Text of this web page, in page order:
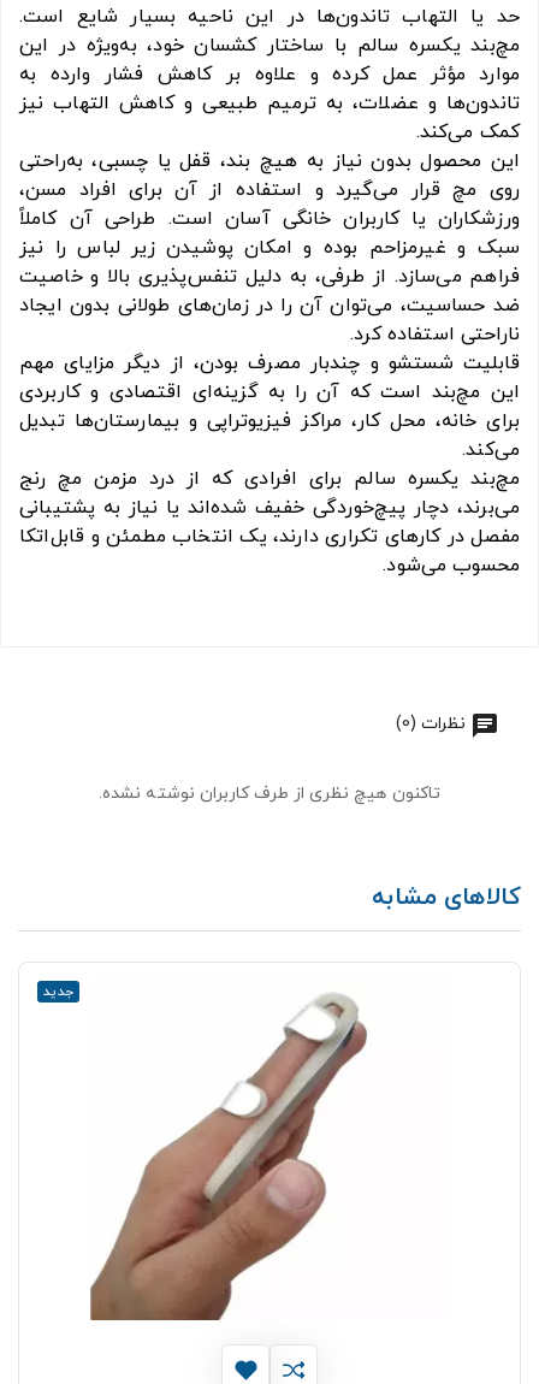
حد یا التهاب تاندون‌ها در این ناحیه بسیار شایع است.
مچ‌بند یکسره سالم با ساختار کشسان خود، به‌ویژه در این
موارد مؤثر عمل کرده و علاوه بر کاهش فشار وارده به
تاندون‌ها و عضلات، به ترمیم طبیعی و کاهش التهاب نیز
کمک می‌کند.
این محصول بدون نیاز به هیچ بند، قفل یا چسبی، به‌راحتی
روی مچ قرار می‌گیرد و استفاده از آن برای افراد مسن،
ورزشکاران یا کاربران خانگی آسان است. طراحی آن کاملاً
سبک و غیرمزاحم بوده و امکان پوشیدن زیر لباس را نیز
فراهم می‌سازد. از طرفی، به دلیل تنفس‌پذیری بالا و خاصیت
ضد حساسیت، می‌توان آن را در زمان‌های طولانی بدون ایجاد
ناراحتی استفاده کرد.
قابلیت شستشو و چندبار مصرف بودن، از دیگر مزایای مهم
این مچ‌بند است که آن را به گزینه‌ای اقتصادی و کاربردی
برای خانه، محل کار، مراکز فیزیوتراپی و بیمارستان‌ها تبدیل
می‌کند.
مچ‌بند یکسره سالم برای افرادی که از درد مزمن مچ رنج
می‌برند، دچار پیچ‌خوردگی خفیف شده‌اند یا نیاز به پشتیبانی
مفصل در کارهای تکراری دارند، یک انتخاب مطمئن و قابل‌اتکا
محسوب می‌شود.
نظرات (0)
تاکنون هیچ نظری از طرف کاربران نوشته نشده.
کالاهای مشابه
جدید